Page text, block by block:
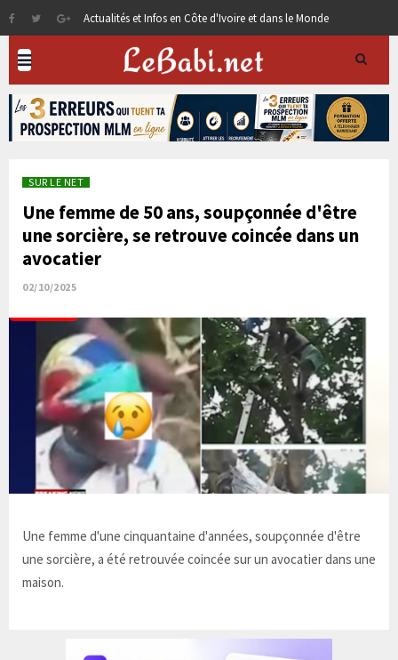
Actualités et Infos en Côte d'Ivoire et dans le Monde
SUR LE NET
Une femme de 50 ans, soupçonnée d'être
une sorcière, se retrouve coincée dans un
avocatier
02/10/2025
Une femme d'une cinquantaine d'années, soupçonnée d'être
une sorcière, a été retrouvée coincée sur un avocatier dans une
maison.